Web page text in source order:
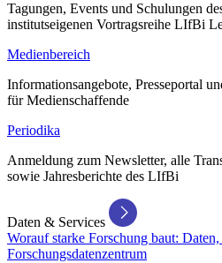
Tagungen, Events und Schulungen
institutseigenen Vortragsreihe LIfBi
Medienbereich
Informationsangebote, Presseportal
für Medienschaffende
Periodika
Anmeldung zum Newsletter, alle
sowie Jahresberichte des LIfBi
Daten & Services
Worauf starke Forschung baut:
Forschungsdatenzentrum